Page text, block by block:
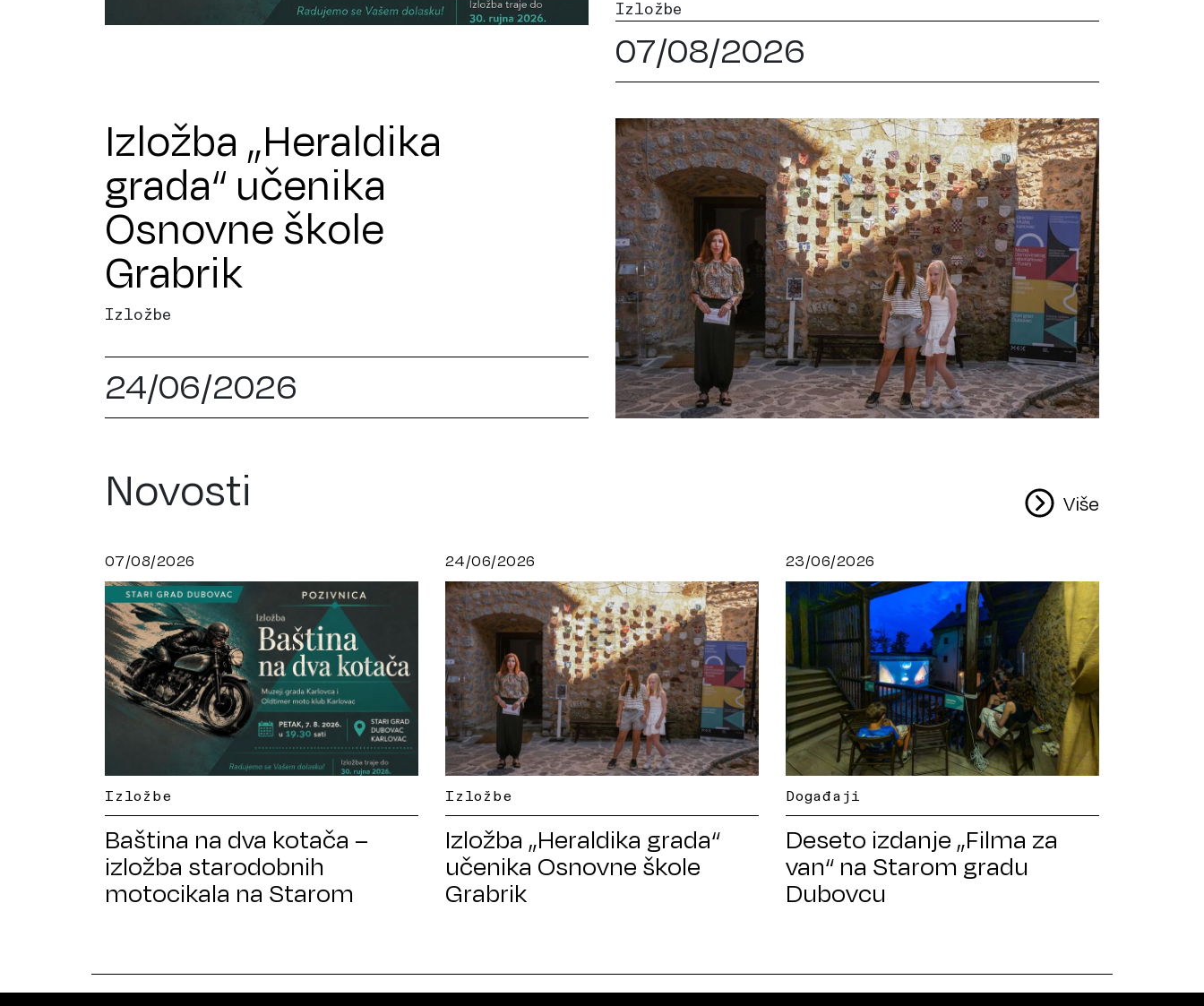
Izložbe
07/08/2026
Izložba „Heraldika
grada“ učenika
Osnovne škole
Grabrik
Izložbe
24/06/2026
Novosti Više
07/08/2026
Izložbe
Baština na dva kotača –
izložba starodobnih
motocikala na Starom
24/06/2026
Izložbe
Izložba „Heraldika grada“
učenika Osnovne škole
Grabrik
23/06/2026
Događaji
Deseto izdanje „Filma za
van“ na Starom gradu
Dubovcu